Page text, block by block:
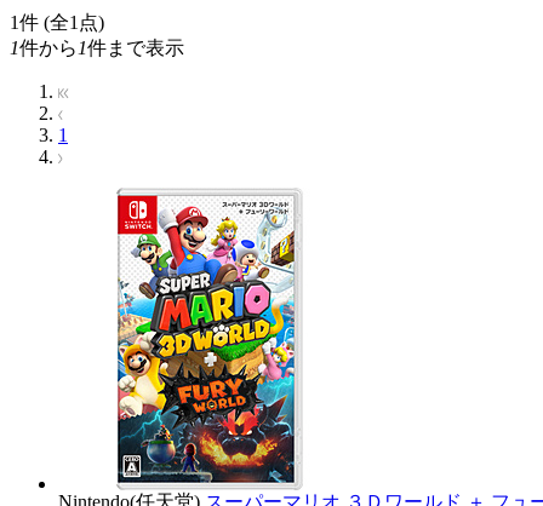
1件 (全1点)
1件から 1件まで表示
1